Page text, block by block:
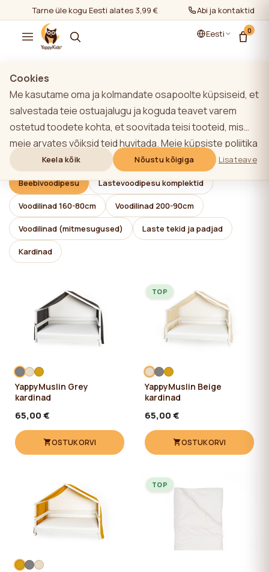
Tarne üle kogu Eesti alates 3,99 € Abi ja kontaktid
Eesti 0
Beebivoodipesu
Filtrid Kõige populaarsem
Näita kõiki/ Beebivoodipesu
Beebivoodipesu Lastevoodipesu komplektid
Voodilinad 160-80cm Voodilinad 200-90cm
Voodilinad (mitmesugused) Laste tekid ja padjad
Kardinad
YappyMuslin Grey
kardinad
65,00 €
OSTUKORVI
YappyMuslin Beige
kardinad
65,00 €
OSTUKORVI
TOP
TOP
Cookies
Me kasutame oma ja kolmandate osapoolte küpsiseid, et
salvestada teie ostuajalugu ja koguda teavet varem
ostetud toodete kohta, et soovitada teisi tooteid, mis
meie arvates võiksid teid huvitada. Meie küpsiste poliitika
kohta lisateabe saamiseks klõpsake nupule "Lisateave".
Võite nõustuda kõigi küpsiste kasutamisega, klõpsates
nupule "Nõustu kõigiga" või lükata need tagasi,
klõpsates nupule "Keela kõik". Kui veebisaidi kasutaja
klõpsab nupule "Keela kõik", salvestatakse veebisaidil
veebisaidi toimimiseks vajalikud tehnilised küpsised, mille
kasutamiseks ei ole vaja kasutaja nõusolekut.
Keela kõik Nõustu kõigiga Lisateave